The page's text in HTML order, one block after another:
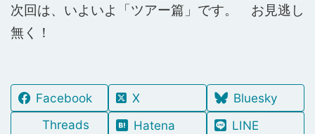
次回は、いよいよ「ツアー篇」です。 お見逃し
無く！
Facebook X
Bluesky
Threads
Hatena LINE